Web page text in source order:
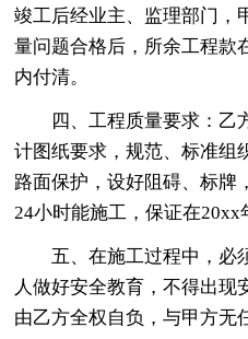
竣工后经业主、监理部门，
量问题合格后，所余工程款
内付清。
四、工程质量要求：乙
计图纸要求，规范、标准组
路面保护，设好阻碍、标牌
24小时能施工，保证在20xx
五、在施工过程中，必
人做好安全教育，不得出现
由乙方全权自负，与甲方无